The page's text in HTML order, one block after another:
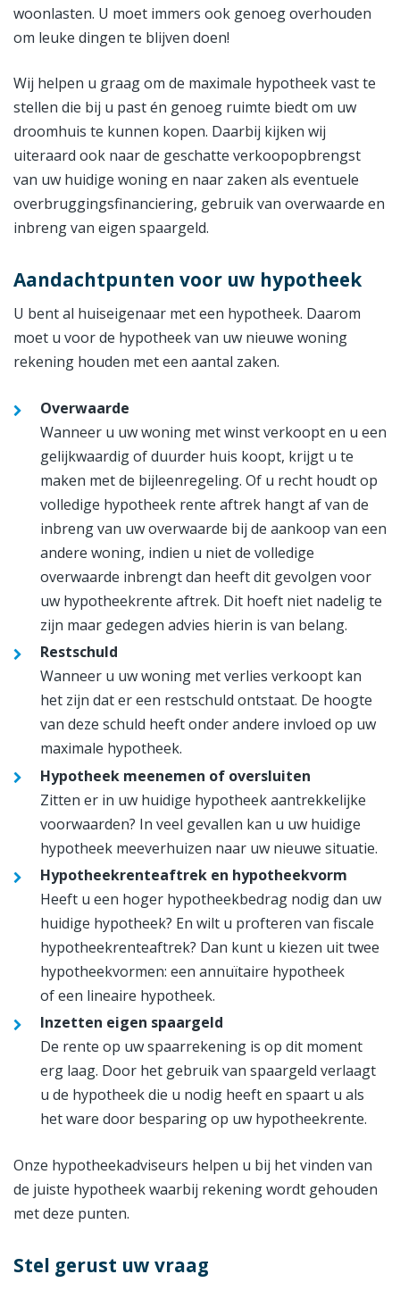
woonlasten. U moet immers ook genoeg overhouden
om leuke dingen te blijven doen!
Wij helpen u graag om de maximale hypotheek vast te
stellen die bij u past én genoeg ruimte biedt om uw
droomhuis te kunnen kopen. Daarbij kijken wij
uiteraard ook naar de geschatte verkoopopbrengst
van uw huidige woning en naar zaken als eventuele
overbruggingsfinanciering, gebruik van overwaarde en
inbreng van eigen spaargeld.
Aandachtpunten voor uw hypotheek
U bent al huiseigenaar met een hypotheek. Daarom
moet u voor de hypotheek van uw nieuwe woning
rekening houden met een aantal zaken.
Overwaarde
Wanneer u uw woning met winst verkoopt en u een
gelijkwaardig of duurder huis koopt, krijgt u te
maken met de bijleenregeling. Of u recht houdt op
volledige hypotheek rente aftrek hangt af van de
inbreng van uw overwaarde bij de aankoop van een
andere woning, indien u niet de volledige
overwaarde inbrengt dan heeft dit gevolgen voor
uw hypotheekrente aftrek. Dit hoeft niet nadelig te
zijn maar gedegen advies hierin is van belang.
Restschuld
Wanneer u uw woning met verlies verkoopt kan
het zijn dat er een restschuld ontstaat. De hoogte
van deze schuld heeft onder andere invloed op uw
maximale hypotheek.
Hypotheek meenemen of oversluiten
Zitten er in uw huidige hypotheek aantrekkelijke
voorwaarden? In veel gevallen kan u uw huidige
hypotheek meeverhuizen naar uw nieuwe situatie.
Hypotheekrenteaftrek en hypotheekvorm
Heeft u een hoger hypotheekbedrag nodig dan uw
huidige hypotheek? En wilt u profteren van fiscale
hypotheekrenteaftrek? Dan kunt u kiezen uit twee
hypotheekvormen: een annuïtaire hypotheek
of een lineaire hypotheek.
Inzetten eigen spaargeld
De rente op uw spaarrekening is op dit moment
erg laag. Door het gebruik van spaargeld verlaagt
u de hypotheek die u nodig heeft en spaart u als
het ware door besparing op uw hypotheekrente.
Onze hypotheekadviseurs helpen u bij het vinden van
de juiste hypotheek waarbij rekening wordt gehouden
met deze punten.
Stel gerust uw vraag